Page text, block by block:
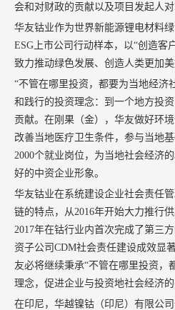
会和对财政的贡献以及项目发起人对
华友钴业作为世界新能源锂电材料
ESG上市公司行动样本，以“创造客
致力推动绿色发展、创造人类更加美
“不管在哪里投资，都要为当地经济
和践行的投资理念：到一个地方投
贡献。在刚果（金），华友做好环
改善当地医疗卫生条件，参与当地
2000个就业岗位，为当地社会经济
好的中资企业形象。
华友钴业在系统建设企业社会责任
链的特点，从2016年开始大力推行
2017年在钴行业内首次完成了第三
资子公司CDM社会责任建设成效显
友必将继续秉承“不管在哪里投资，
理念，促进企业与投资地社会经济的
在印尼，华越镍钴（印尼）有限公